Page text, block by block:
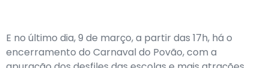
E no último dia, 9 de março, a partir das 17h, há o
encerramento do Carnaval do Povão, com a